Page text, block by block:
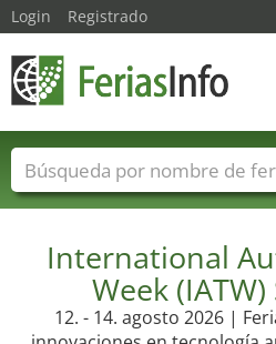
International
Week
12. - 14. agosto 2026 |
Login Registrado
Nombres de ferias Países
Sectores de proveedor de